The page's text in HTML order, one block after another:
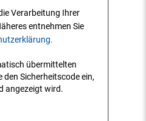
Verarbeitung Ihrer
entnehmen Sie
übermittelten
den Sicherheitscode ein,
angezeigt wird.